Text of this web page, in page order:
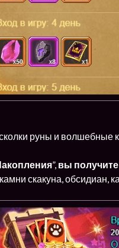
руны и волшебные
”, вы получите
скакуна, обсидиан,